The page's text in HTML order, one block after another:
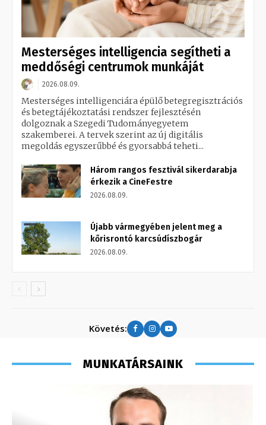
Mesterséges intelligencia segítheti a
meddőségi centrumok munkáját
2026.08.09.
Mesterséges intelligenciára épülő betegregisztrációs
és betegtájékoztatási rendszer fejlesztésén
dolgoznak a Szegedi Tudományegyetem
szakemberei. A tervek szerint az új digitális
megoldás egyszerűbbé és gyorsabbá teheti...
Három rangos fesztivál sikerdarabja
érkezik a CineFestre
2026.08.09.
Újabb vármegyében jelent meg a
kőrisrontó karcsúdíszbogár
2026.08.09.
Követés:
MUNKATÁRSAINK